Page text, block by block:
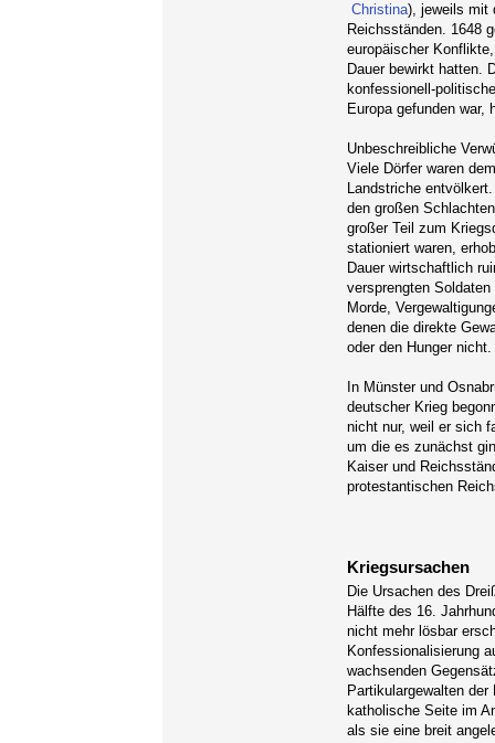
Christina), jeweils mit
Reichsständen. 1648
europäischer
Dauer bewirkt hatten.
konfessionell-
Europa gefunden war,
Unbeschreibliche
Viele Dörfer waren
Landstriche
den großen
großer Teil zum
stationiert waren,
Dauer wirtschaftlich
versprengten
Morde,
denen die direkte
oder den Hunger nicht.
In Münster und
deutscher Krieg
nicht nur, weil er sich
um die es zunächst
Kaiser und
protestantischen
Kriegsursachen
Die Ursachen des
Hälfte des 16.
nicht mehr lösbar
Konfessionalisierung
wachsenden
Partikulargewalten
katholische Seite im
als sie eine breit